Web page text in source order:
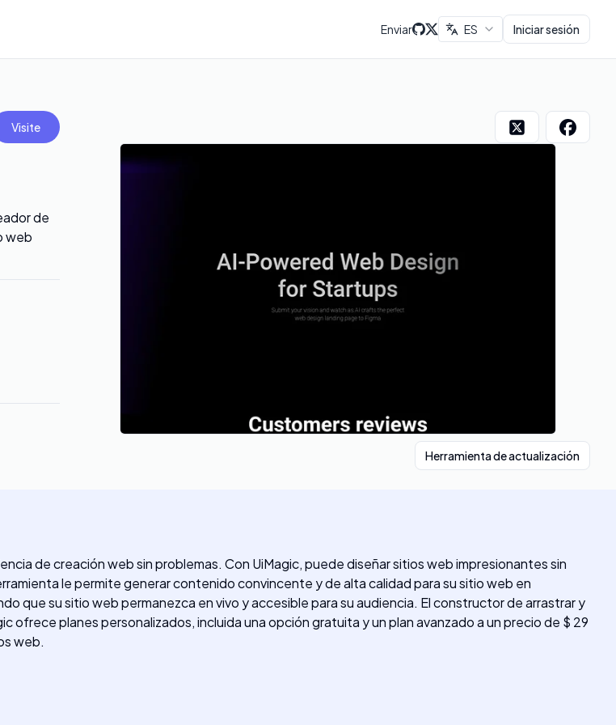
Enviar ES Iniciar sesión
Visite
de
web
Herramienta de actualización
de creación web sin problemas. Con UiMagic, puede diseñar sitios web impresionantes sin
le permite generar contenido convincente y de alta calidad para su sitio web en
que su sitio web permanezca en vivo y accesible para su audiencia. El constructor de arrastrar y
ofrece planes personalizados, incluida una opción gratuita y un plan avanzado a un precio de $ 29
web.